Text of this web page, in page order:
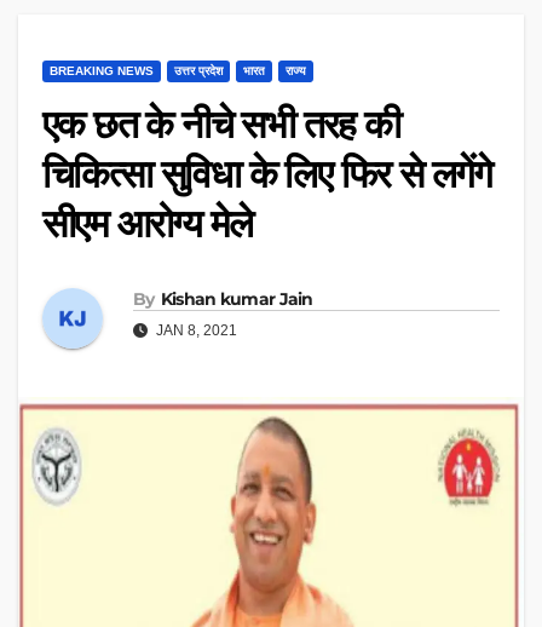
BREAKING NEWS उत्तर प्रदेश भारत राज्य
एक छत के नीचे सभी तरह की
चिकित्सा सुविधा के लिए फिर से लगेंगे
सीएम आरोग्य मेले
By Kishan kumar Jain
JAN 8, 2021